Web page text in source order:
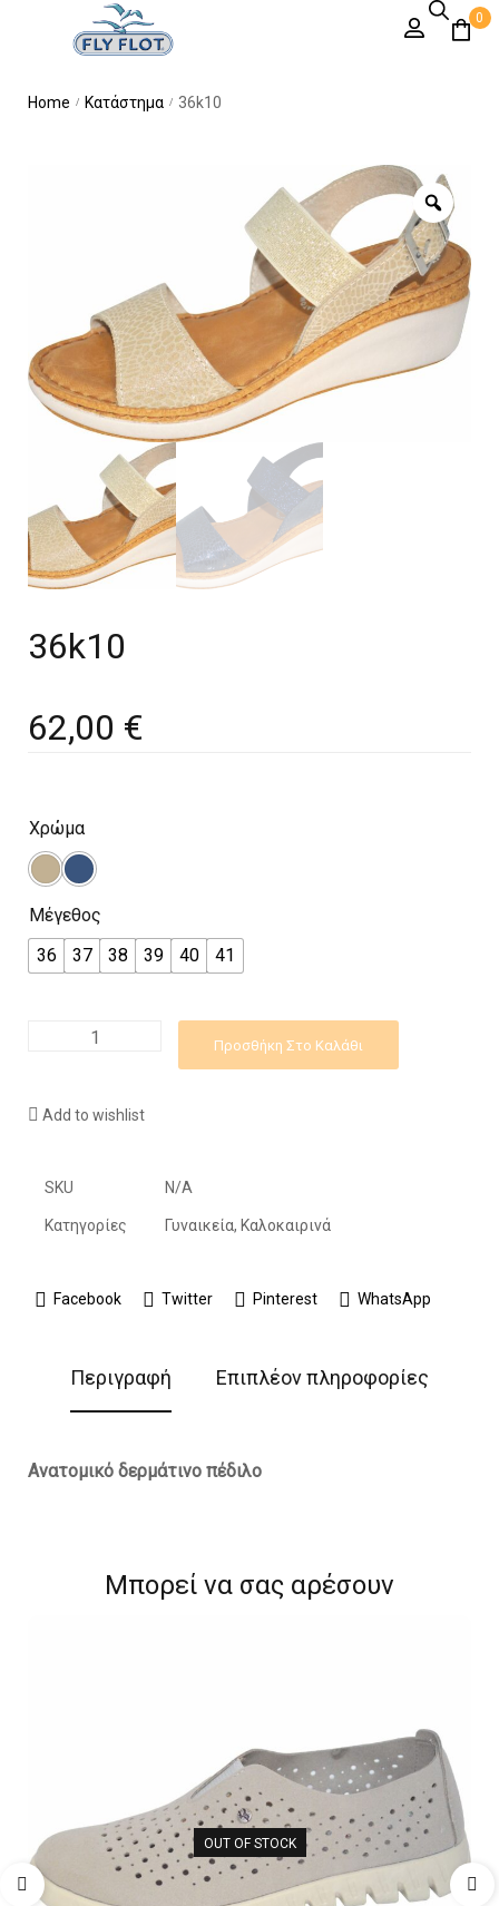
0
Home / Κατάστημα / 36k10
36k10
62,00 €
Χρώμα
Μέγεθος
36
37 38 39 40 41
Προσθήκη Στο Καλάθι
Add to wishlist
SKU N/A
Κατηγορίες Γυναικεία, Καλοκαιρινά
Facebook Twitter Pinterest WhatsApp
Περιγραφή Επιπλέον πληροφορίες
Ανατομικό δερμάτινο πέδιλο
Μπορεί να σας αρέσουν
OUT OF STOCK